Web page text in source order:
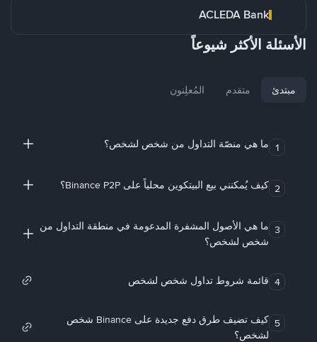
ACLEDA Bank
الأسئلة الأكثر شيوعاً
مبتدئ متقدم المُعلِنون
1 ما هي منصّة التداول من شخص لشخص؟
2 كيف يُمكنني بيع البيتكوين محلياً على Binance P2P؟
3 ما هي الأصول المشفرة المدعومة في منطقة التداول من
شخص لشخص؟
4 قائمة شروط تداول شخص لشخص
5
كيف تضيف طرق دفع جديدة على Binance شخص
لشخص؟